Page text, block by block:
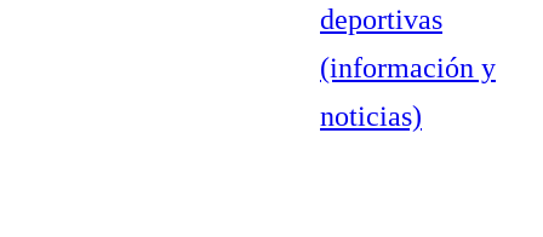
deportivas
(información y
noticias)